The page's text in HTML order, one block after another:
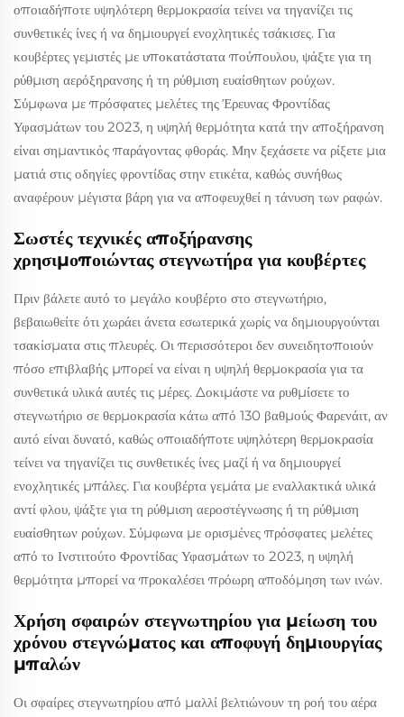
οποιαδήποτε υψηλότερη θερμοκρασία τείνει να τηγανίζει τις
συνθετικές ίνες ή να δημιουργεί ενοχλητικές τσάκισες. Για
κουβέρτες γεμιστές με υποκατάστατα πούπουλου, ψάξτε για τη
ρύθμιση αερόξηρανσης ή τη ρύθμιση ευαίσθητων ρούχων.
Σύμφωνα με πρόσφατες μελέτες της Έρευνας Φροντίδας
Υφασμάτων του 2023, η υψηλή θερμότητα κατά την αποξήρανση
είναι σημαντικός παράγοντας φθοράς. Μην ξεχάσετε να ρίξετε μια
ματιά στις οδηγίες φροντίδας στην ετικέτα, καθώς συνήθως
αναφέρουν μέγιστα βάρη για να αποφευχθεί η τάνυση των ραφών.
Σωστές τεχνικές αποξήρανσης
χρησιμοποιώντας στεγνωτήρα για κουβέρτες
Πριν βάλετε αυτό το μεγάλο κουβέρτο στο στεγνωτήριο,
βεβαιωθείτε ότι χωράει άνετα εσωτερικά χωρίς να δημιουργούνται
τσακίσματα στις πλευρές. Οι περισσότεροι δεν συνειδητοποιούν
πόσο επιβλαβής μπορεί να είναι η υψηλή θερμοκρασία για τα
συνθετικά υλικά αυτές τις μέρες. Δοκιμάστε να ρυθμίσετε το
στεγνωτήριο σε θερμοκρασία κάτω από 130 βαθμούς Φαρενάιτ, αν
αυτό είναι δυνατό, καθώς οποιαδήποτε υψηλότερη θερμοκρασία
τείνει να τηγανίζει τις συνθετικές ίνες μαζί ή να δημιουργεί
ενοχλητικές μπάλες. Για κουβέρτα γεμάτα με εναλλακτικά υλικά
αντί φλου, ψάξτε για τη ρύθμιση αεροστέγνωσης ή τη ρύθμιση
ευαίσθητων ρούχων. Σύμφωνα με ορισμένες πρόσφατες μελέτες
από το Ινστιτούτο Φροντίδας Υφασμάτων το 2023, η υψηλή
θερμότητα μπορεί να προκαλέσει πρόωρη αποδόμηση των ινών.
Χρήση σφαιρών στεγνωτηρίου για μείωση του
χρόνου στεγνώματος και αποφυγή δημιουργίας
μπαλών
Οι σφαίρες στεγνωτηρίου από μαλλί βελτιώνουν τη ροή του αέρα